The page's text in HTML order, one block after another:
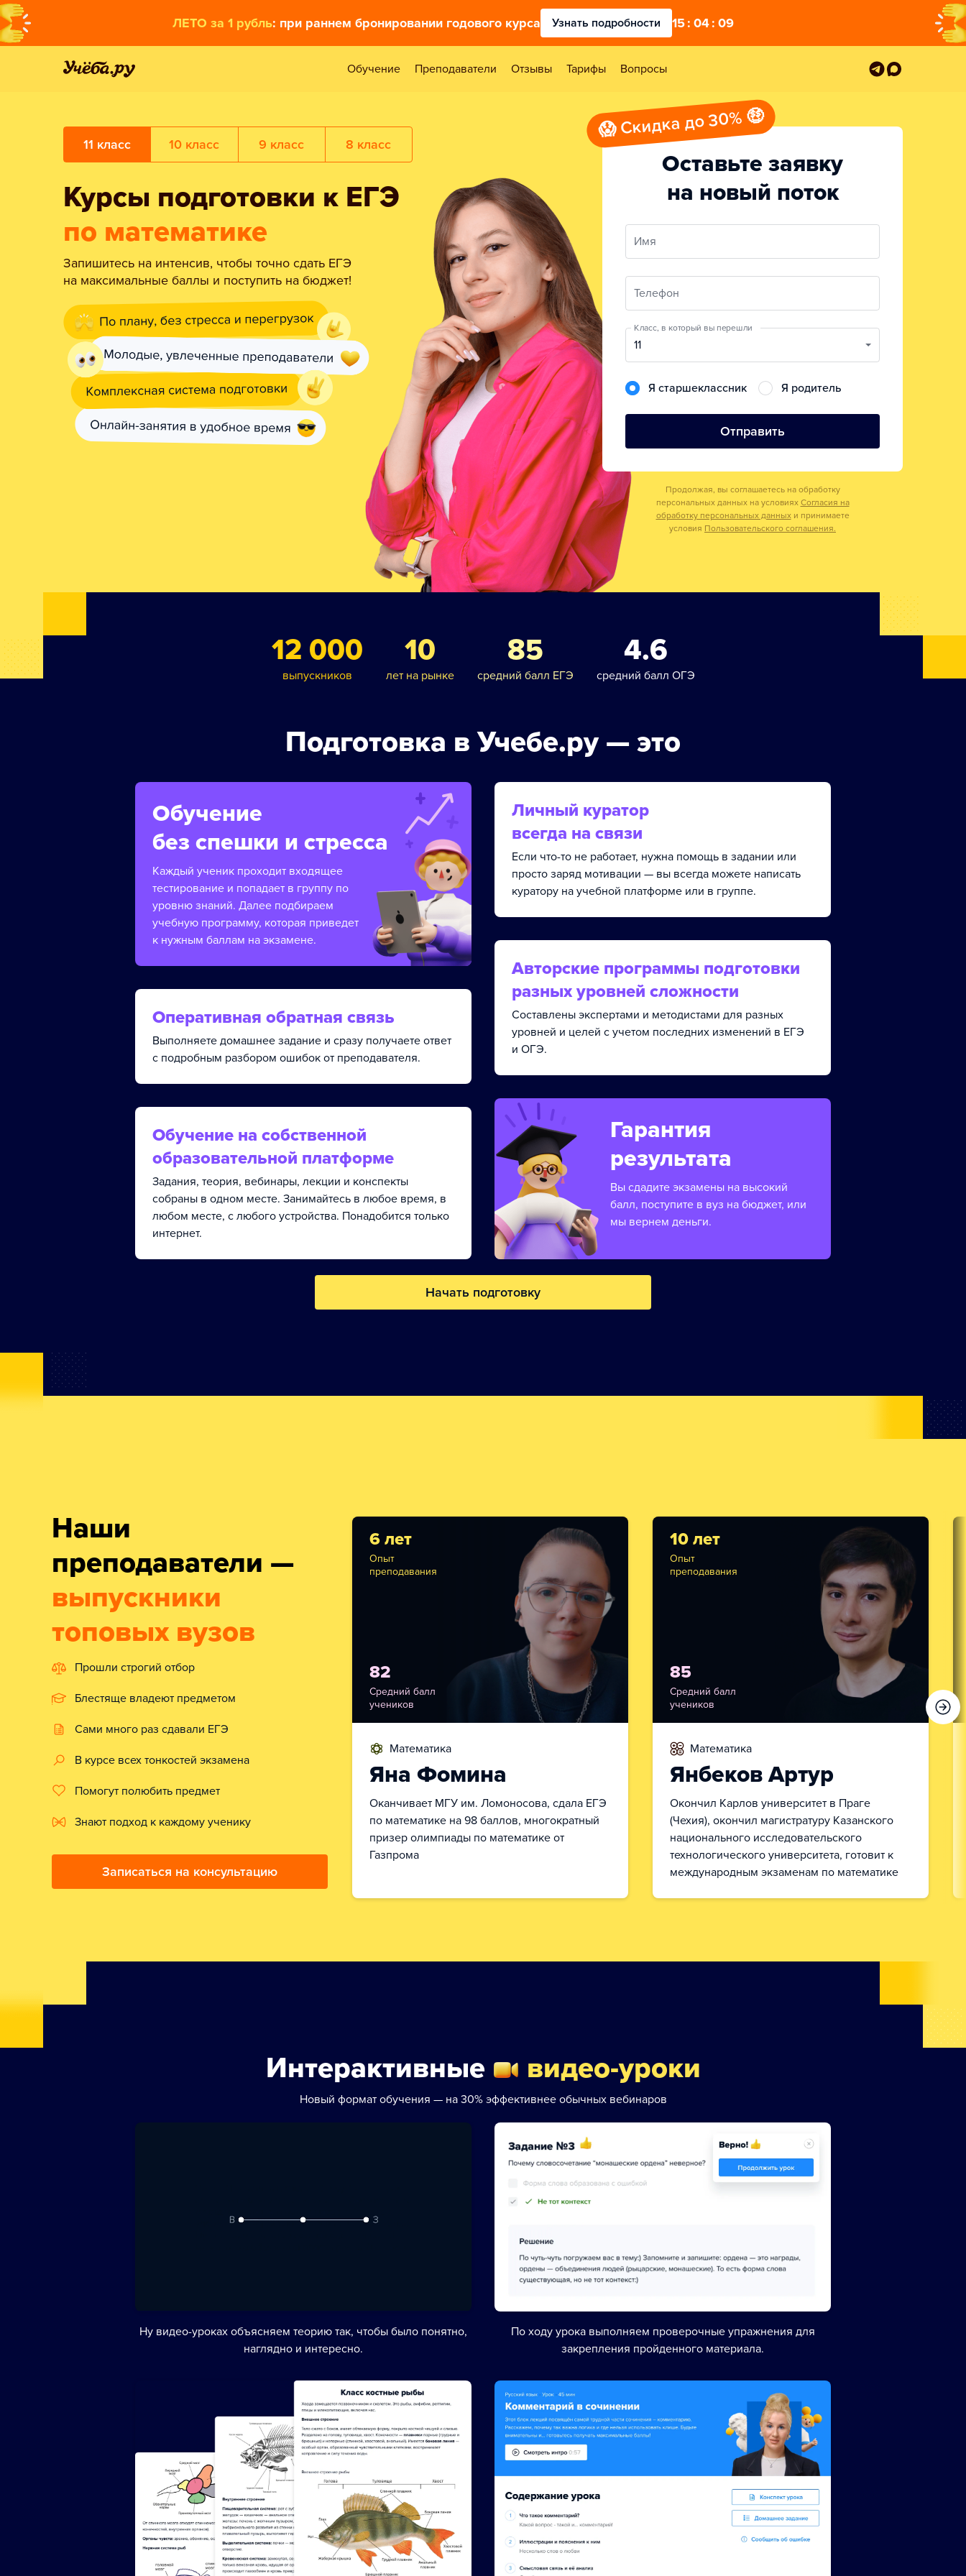
ЛЕТО за 1 рубль: при раннем бронировании годового курса Узнать подробности 15 : 04 : 07
Обучение Преподаватели Отзывы Тарифы Вопросы
11 класс 10 класс 9 класс 8 класс
Курсы подготовки к ЕГЭ
по математике
Запишитесь на интенсив, чтобы точно сдать ЕГЭ
на максимальные баллы и поступить на бюджет!
Оставьте заявку
на новый поток
Имя
Телефон
Класс, в который вы перешли
11
Я старшеклассник Я родитель
Отправить
😱 Скидка до 30% 🤑
Продолжая, вы соглашаетесь на обработку
персональных данных на условиях Согласия на
обработку персональных данных и принимаете
условия Пользовательского соглашения.
12 000
выпускников
10
лет на рынке
85
средний балл ЕГЭ
4.6
средний балл ОГЭ
Подготовка в Учебе.ру — это
Обучение
без спешки и стресса
Каждый ученик проходит входящее
тестирование и попадает в группу по
уровню знаний. Далее подбираем
учебную программу, которая приведет
к нужным баллам на экзамене.
Оперативная обратная связь
Выполняете домашнее задание и сразу получаете ответ
с подробным разбором ошибок от преподавателя.
Обучение на собственной
образовательной платформе
Задания, теория, вебинары, лекции и конспекты
собраны в одном месте. Занимайтесь в любое время, в
любом месте, с любого устройства. Понадобится только
интернет.
Личный куратор
всегда на связи
Если что-то не работает, нужна помощь в задании или
просто заряд мотивации — вы всегда можете написать
куратору на учебной платформе или в группе.
Авторские программы подготовки
разных уровней сложности
Составлены экспертами и методистами для разных
уровней и целей с учетом последних изменений в ЕГЭ
и ОГЭ.
Гарантия
результата
Вы сдадите экзамены на высокий
балл, поступите в вуз на бюджет, или
мы вернем деньги.
Начать подготовку
Наши
преподаватели —
выпускники
топовых вузов
Прошли строгий отбор
Блестяще владеют предметом
Сами много раз сдавали ЕГЭ
В курсе всех тонкостей экзамена
Помогут полюбить предмет
Знают подход к каждому ученику
Записаться на консультацию
6 лет
Опыт
преподавания
82
Средний балл
учеников
математика
Яна Фомина
Оканчивает МГУ им. Ломоносова, сдала ЕГЭ
по математике на 98 баллов, многократный
призер олимпиады по математике от
Газпрома
10 лет
Опыт
преподавания
85
Средний балл
учеников
математика
Янбеков Артур
Окончил Карлов университет в Праге
(Чехия), окончил магистратуру Казанского
национального исследовательского
технологического университета, готовит к
международным экзаменам по математике
Интерактивные видео-уроки
Новый формат обучения — на 30% эффективнее обычных вебинаров
Ну видео-уроках объясняем теорию так, чтобы было понятно,
наглядно и интересно.
По ходу урока выполняем проверочные упражнения для
закрепления пройденного материала.